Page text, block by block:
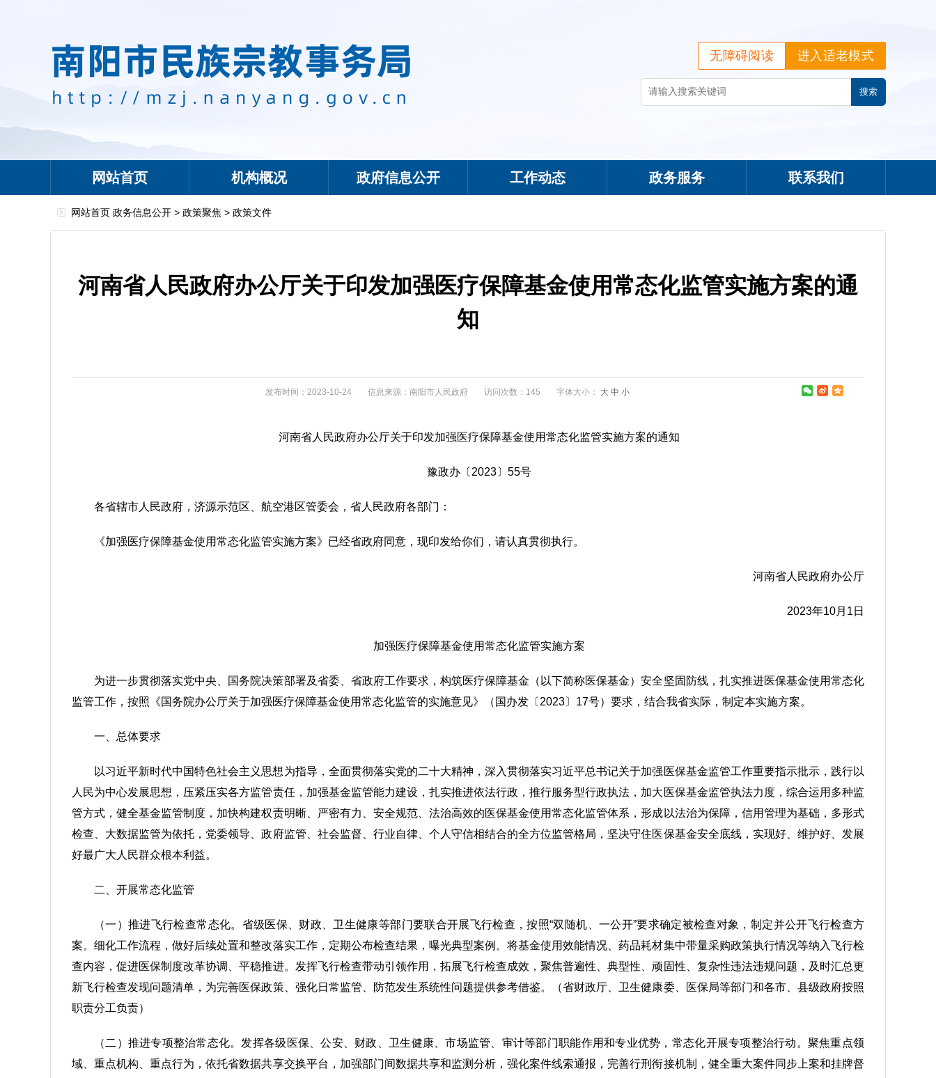
进入适老模式
无障碍阅读
网站首页 机构概况 政府信息公开 工作动态 政务服务 联系我们
网站首页 政务信息公开 > 政策聚焦 > 政策文件
河南省人民政府办公厅关于印发加强医疗保障基金使用常态化监管实施方案的通
知
发布时间：2023-10-24 信息来源：南阳市人民政府 访问次数：145 字体大小： 大 中 小
河南省人民政府办公厅关于印发加强医疗保障基金使用常态化监管实施方案的通知
豫政办〔2023〕55号
各省辖市人民政府，济源示范区、航空港区管委会，省人民政府各部门：
《加强医疗保障基金使用常态化监管实施方案》已经省政府同意，现印发给你们，请认真贯彻执行。
河南省人民政府办公厅
2023年10月1日
加强医疗保障基金使用常态化监管实施方案
为进一步贯彻落实党中央、国务院决策部署及省委、省政府工作要求，构筑医疗保障基金（以下简称医保基金）安全坚固防线，扎实推进医保基金使用常态化
监管工作，按照《国务院办公厅关于加强医疗保障基金使用常态化监管的实施意见》（国办发〔2023〕17号）要求，结合我省实际，制定本实施方案。
一、总体要求
以习近平新时代中国特色社会主义思想为指导，全面贯彻落实党的二十大精神，深入贯彻落实习近平总书记关于加强医保基金监管工作重要指示批示，践行以
人民为中心发展思想，压紧压实各方监管责任，加强基金监管能力建设，扎实推进依法行政，推行服务型行政执法，加大医保基金监管执法力度，综合运用多种监
管方式，健全基金监管制度，加快构建权责明晰、严密有力、安全规范、法治高效的医保基金使用常态化监管体系，形成以法治为保障，信用管理为基础，多形式
检查、大数据监管为依托，党委领导、政府监管、社会监督、行业自律、个人守信相结合的全方位监管格局，坚决守住医保基金安全底线，实现好、维护好、发展
好最广大人民群众根本利益。
二、开展常态化监管
（一）推进飞行检查常态化。省级医保、财政、卫生健康等部门要联合开展飞行检查，按照“双随机、一公开”要求确定被检查对象，制定并公开飞行检查方
案。细化工作流程，做好后续处置和整改落实工作，定期公布检查结果，曝光典型案例。将基金使用效能情况、药品耗材集中带量采购政策执行情况等纳入飞行检
查内容，促进医保制度改革协调、平稳推进。发挥飞行检查带动引领作用，拓展飞行检查成效，聚焦普遍性、典型性、顽固性、复杂性违法违规问题，及时汇总更
新飞行检查发现问题清单，为完善医保政策、强化日常监管、防范发生系统性问题提供参考借鉴。（省财政厅、卫生健康委、医保局等部门和各市、县级政府按照
职责分工负责）
（二）推进专项整治常态化。发挥各级医保、公安、财政、卫生健康、市场监管、审计等部门职能作用和专业优势，常态化开展专项整治行动。聚焦重点领
域、重点机构、重点行为，依托省数据共享交换平台，加强部门间数据共享和监测分析，强化案件线索通报，完善行刑衔接机制，健全重大案件同步上案和挂牌督